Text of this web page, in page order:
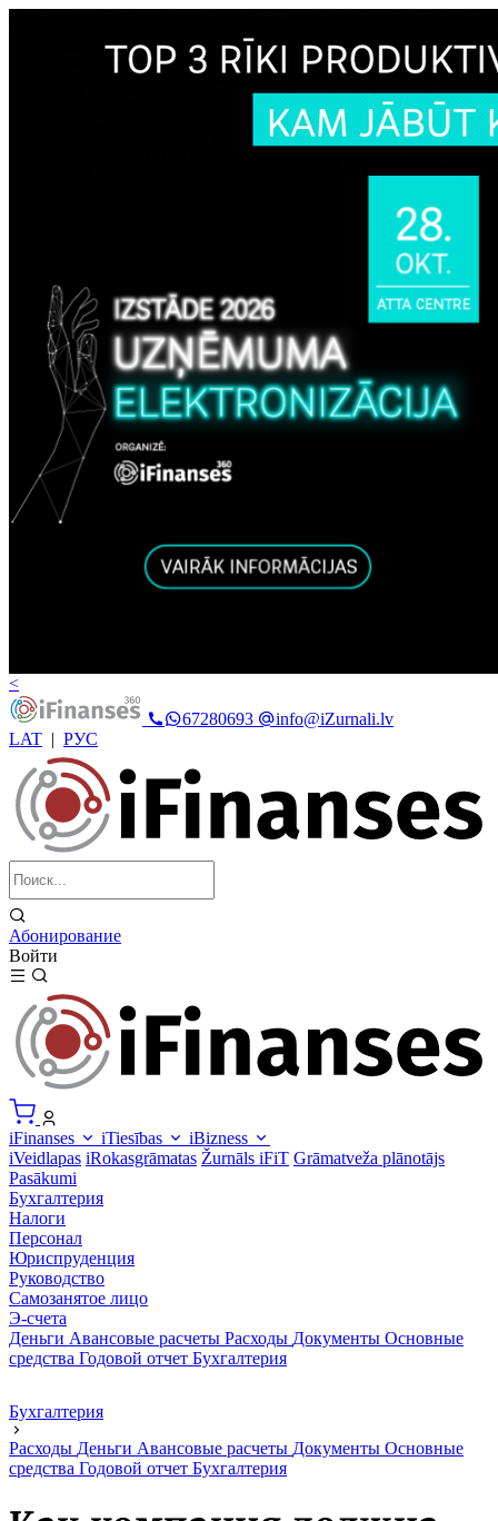
<
67280693
info@iZurnali.lv
LAT | РУС
Абонирование
Войти
iFinanses iTiesības
iBizness
iVeidlapas iRokasgrāmatas Žurnāls iFiT Grāmatveža plānotājs
Pasākumi
Бухгалтерия
Налоги
Персонал
Юриспруденция
Руководство
Самозанятое лицо
Э-счета
Деньги Авансовые расчеты Расходы Документы Основные
средства Годовой отчет Бухгалтерия
Бухгалтерия
Расходы Деньги Авансовые расчеты Документы Основные
средства Годовой отчет Бухгалтерия